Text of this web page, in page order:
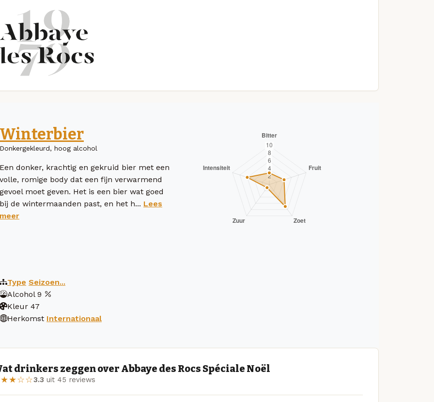
Winterbier
Donkergekleurd, hoog alcohol
Een donker, krachtig en gekruid bier met een
volle, romige body dat een fijn verwarmend
gevoel moet geven. Het is een bier wat goed
bij de wintermaanden past, en het h... Lees
meer
Type Seizoen...
Alcohol 9
Kleur 47
Herkomst Internationaal
drinkers zeggen over Abbaye des Rocs Spéciale Noël
3.3 uit 45 reviews